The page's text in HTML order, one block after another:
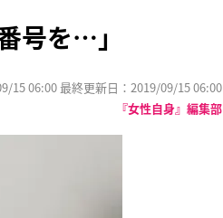
号を…」
15 06:00 最終更新日：2019/09/15 06:00
『女性自身』編集部